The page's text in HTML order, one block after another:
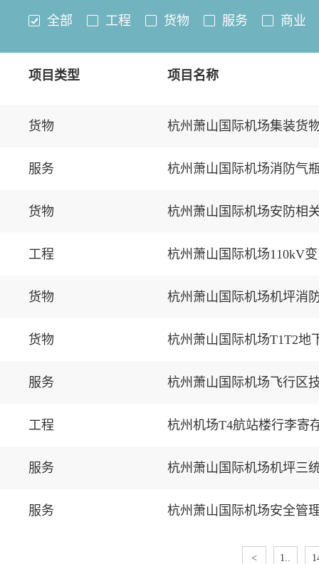
全部 工程 货物 服务 商业
项目类型 项目名称
货物 杭州萧山国际机场集装货
服务 杭州萧山国际机场消防气
货物 杭州萧山国际机场安防相
工程 杭州萧山国际机场110kV
货物 杭州萧山国际机场机坪消
货物 杭州萧山国际机场T1T2地
服务 杭州萧山国际机场飞行区
工程 杭州机场T4航站楼行李寄
服务 杭州萧山国际机场机坪三
服务 杭州萧山国际机场安全管
< 1..